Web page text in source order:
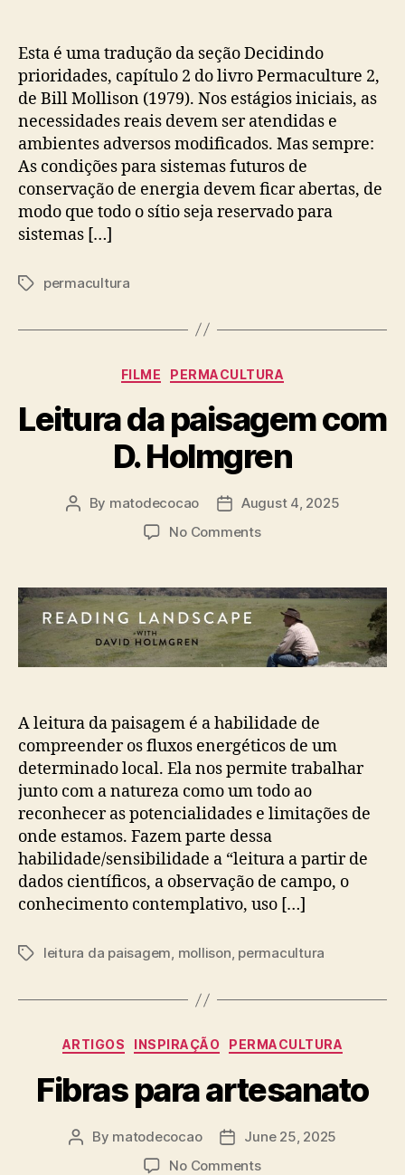
no
permacultural
Esta é uma tradução da seção Decidindo
prioridades, capítulo 2 do livro Permaculture 2,
de Bill Mollison (1979). Nos estágios iniciais, as
necessidades reais devem ser atendidas e
ambientes adversos modificados. Mas sempre:
As condições para sistemas futuros de
conservação de energia devem ficar abertas, de
modo que todo o sítio seja reservado para
sistemas […]
Tagspermacultura
Categories
FILME PERMACULTURA
Leitura da paisagem com
D. Holmgren
Post
By matodecocao
Post
date
August 4, 2025
No Commentson
paisagem
com
D.
Holmgren
A leitura da paisagem é a habilidade de
compreender os fluxos energéticos de um
determinado local. Ela nos permite trabalhar
junto com a natureza como um todo ao
reconhecer as potencialidades e limitações de
onde estamos. Fazem parte dessa
habilidade/sensibilidade a “leitura a partir de
dados científicos, a observação de campo, o
conhecimento contemplativo, uso […]
Tagsleitura da paisagem, mollison, permacultura
Categories
ARTIGOS INSPIRAÇÃO PERMACULTURA
Fibras para artesanato
Post
By matodecocao
Post
date
June 25, 2025
No Commentson